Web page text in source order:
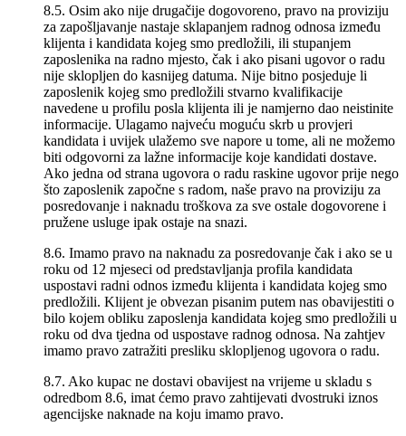
8.5. Osim ako nije drugačije dogovoreno, pravo na proviziju
za zapošljavanje nastaje sklapanjem radnog odnosa između
klijenta i kandidata kojeg smo predložili, ili stupanjem
zaposlenika na radno mjesto, čak i ako pisani ugovor o radu
nije sklopljen do kasnijeg datuma. Nije bitno posjeduje li
zaposlenik kojeg smo predložili stvarno kvalifikacije
navedene u profilu posla klijenta ili je namjerno dao neistinite
informacije. Ulagamo najveću moguću skrb u provjeri
kandidata i uvijek ulažemo sve napore u tome, ali ne možemo
biti odgovorni za lažne informacije koje kandidati dostave.
Ako jedna od strana ugovora o radu raskine ugovor prije nego
što zaposlenik započne s radom, naše pravo na proviziju za
posredovanje i naknadu troškova za sve ostale dogovorene i
pružene usluge ipak ostaje na snazi.
8.6. Imamo pravo na naknadu za posredovanje čak i ako se u
roku od 12 mjeseci od predstavljanja profila kandidata
uspostavi radni odnos između klijenta i kandidata kojeg smo
predložili. Klijent je obvezan pisanim putem nas obavijestiti o
bilo kojem obliku zaposlenja kandidata kojeg smo predložili u
roku od dva tjedna od uspostave radnog odnosa. Na zahtjev
imamo pravo zatražiti presliku sklopljenog ugovora o radu.
8.7. Ako kupac ne dostavi obavijest na vrijeme u skladu s
odredbom 8.6, imat ćemo pravo zahtijevati dvostruki iznos
agencijske naknade na koju imamo pravo.